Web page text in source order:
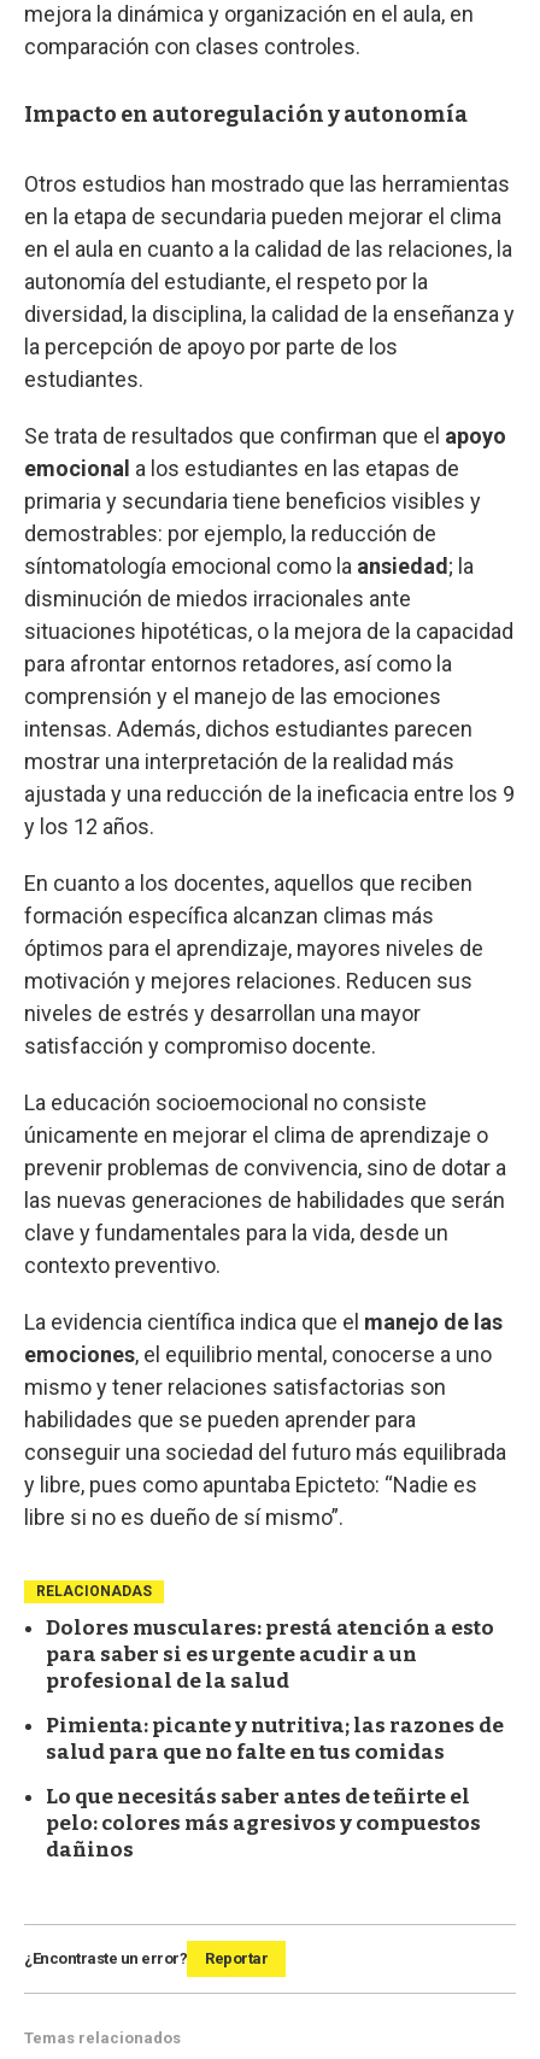
mejora la dinámica y organización en el aula, en
comparación con clases controles.
Impacto en autoregulación y autonomía
Otros estudios han mostrado que las herramientas
en la etapa de secundaria pueden mejorar el clima
en el aula en cuanto a la calidad de las relaciones, la
autonomía del estudiante, el respeto por la
diversidad, la disciplina, la calidad de la enseñanza y
la percepción de apoyo por parte de los
estudiantes.
Se trata de resultados que confirman que el apoyo
emocional a los estudiantes en las etapas de
primaria y secundaria tiene beneficios visibles y
demostrables: por ejemplo, la reducción de
síntomatología emocional como la ansiedad ; la
disminución de miedos irracionales ante
situaciones hipotéticas, o la mejora de la capacidad
para afrontar entornos retadores, así como la
comprensión y el manejo de las emociones
intensas. Además, dichos estudiantes parecen
mostrar una interpretación de la realidad más
ajustada y una reducción de la ineficacia entre los 9
y los 12 años.
En cuanto a los docentes, aquellos que reciben
formación específica alcanzan climas más
óptimos para el aprendizaje, mayores niveles de
motivación y mejores relaciones. Reducen sus
niveles de estrés y desarrollan una mayor
satisfacción y compromiso docente.
La educación socioemocional no consiste
únicamente en mejorar el clima de aprendizaje o
prevenir problemas de convivencia, sino de dotar a
las nuevas generaciones de habilidades que serán
clave y fundamentales para la vida, desde un
contexto preventivo.
La evidencia científica indica que el manejo de las
emociones, el equilibrio mental, conocerse a uno
mismo y tener relaciones satisfactorias son
habilidades que se pueden aprender para
conseguir una sociedad del futuro más equilibrada
y libre, pues como apuntaba Epicteto: “Nadie es
libre si no es dueño de sí mismo”.
RELACIONADAS
Dolores musculares: prestá atención a esto
para saber si es urgente acudir a un
profesional de la salud
Pimienta: picante y nutritiva; las razones de
salud para que no falte en tus comidas
Lo que necesitás saber antes de teñirte el
pelo: colores más agresivos y compuestos
dañinos
¿Encontraste un error? Reportar
Temas relacionados